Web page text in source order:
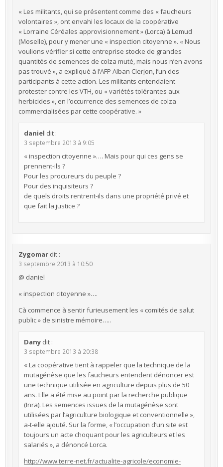
« Les militants, qui se présentent comme des « faucheurs
volontaires », ont envahi les locaux de la coopérative
« Lorraine Céréales approvisionnement » (Lorca) à Lemud
(Moselle), pour y mener une « inspection citoyenne ». « Nous
voulions vérifier si cette entreprise stocke de grandes
quantités de semences de colza muté, mais nous n’en avons
pas trouvé », a expliqué à l’AFP Alban Clerjon, l’un des
participants à cette action. Les militants entendaient
protester contre les VTH, ou « variétés tolérantes aux
herbicides », en l’occurrence des semences de colza
commercialisées par cette coopérative. »
daniel dit :
3 septembre 2013 à 9:05
« inspection citoyenne »…. Mais pour qui ces gens se
prennent-ils ?
Pour les procureurs du peuple ?
Pour des inquisiteurs ?
de quels droits rentrent-ils dans une propriété privé et
que fait la justice ?
Zygomar dit :
3 septembre 2013 à 10:50
@ daniel
« inspection citoyenne »….
Cà commence à sentir furieusement les « comités de salut
public » de sinistre mémoire…..
Dany dit :
3 septembre 2013 à 20:38
« La coopérative tient à rappeler que la technique de la
mutagénèse que les faucheurs entendent dénoncer est
une technique utilisée en agriculture depuis plus de 50
ans. Elle a été mise au point par la recherche publique
(Inra). Les semences issues de la mutagénèse sont
utilisées par l’agriculture biologique et conventionnelle »,
a-t-elle ajouté. Sur la forme, « l’occupation d’un site est
toujours un acte choquant pour les agriculteurs et les
salariés », a dénoncé Lorca.
http://www.terre-net.fr/actualite-agricole/economie-